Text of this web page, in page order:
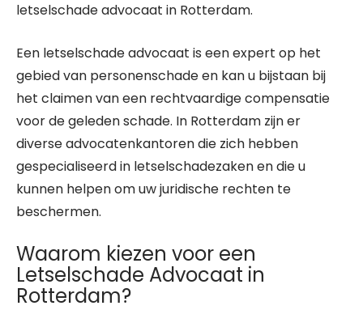
letselschade advocaat in Rotterdam.
Een letselschade advocaat is een expert op het
gebied van personenschade en kan u bijstaan bij
het claimen van een rechtvaardige compensatie
voor de geleden schade. In Rotterdam zijn er
diverse advocatenkantoren die zich hebben
gespecialiseerd in letselschadezaken en die u
kunnen helpen om uw juridische rechten te
beschermen.
Waarom kiezen voor een
Letselschade Advocaat in
Rotterdam?